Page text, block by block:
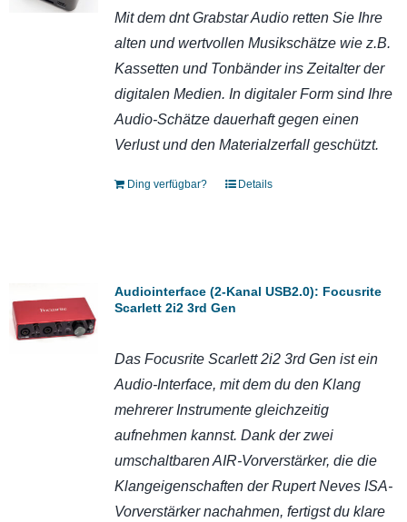
Mit dem dnt Grabstar Audio retten Sie Ihre
alten und wertvollen Musikschätze wie z.B.
Kassetten und Tonbänder ins Zeitalter der
digitalen Medien. In digitaler Form sind Ihre
Audio-Schätze dauerhaft gegen einen
Verlust und den Materialzerfall geschützt.
Ding verfügbar? Details
Audiointerface (2-Kanal USB2.0): Focusrite
Scarlett 2i2 3rd Gen
Das Focusrite Scarlett 2i2 3rd Gen ist ein
Audio-Interface, mit dem du den Klang
mehrerer Instrumente gleichzeitig
aufnehmen kannst. Dank der zwei
umschaltbaren AIR-Vorverstärker, die die
Klangeigenschaften der Rupert Neves ISA-
Vorverstärker nachahmen, fertigst du klare